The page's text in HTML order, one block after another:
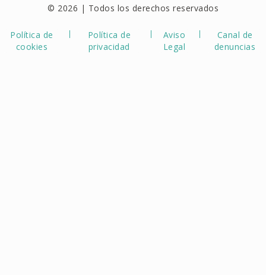
© 2026 | Todos los derechos reservados
Política de
cookies
Política de
privacidad
Aviso
Legal
Canal de
denuncias